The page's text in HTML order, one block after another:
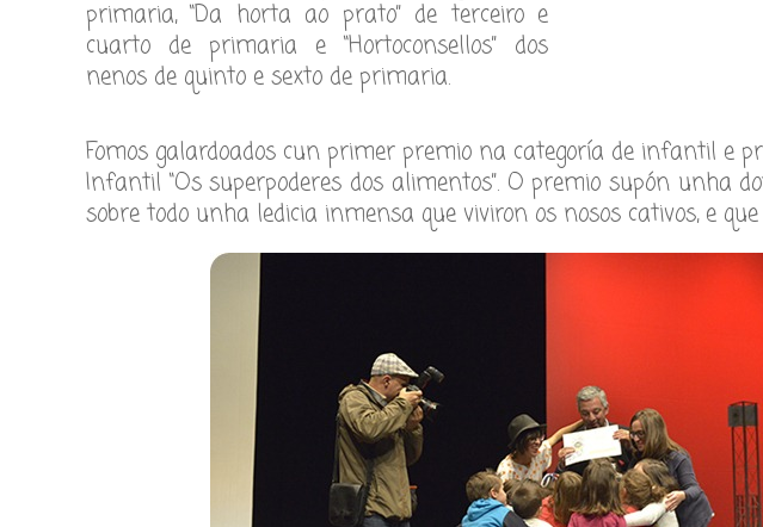
primaria, “Da horta ao prato” de terceiro e
cuarto de primaria e “Hortoconsellos” dos
nenos de quinto e sexto de primaria.
Fomos galardoados cun primer premio na categoría de infantil e
Infantil “Os superpoderes dos alimentos”. O premio supón unha
sobre todo unha ledicia inmensa que viviron os nosos cativos, e